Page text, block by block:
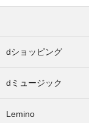
dショッピング
dミュージック
Lemino